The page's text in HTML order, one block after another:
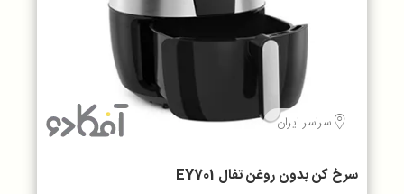
سراسر ایران
سرخ کن بدون روغن تفال EY701